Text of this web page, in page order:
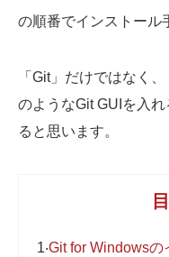
よくあるご質問
の順番でインストール
「Git」だけではなく
のようなGit GUIを入
ると思います。
1Git for Windowsの